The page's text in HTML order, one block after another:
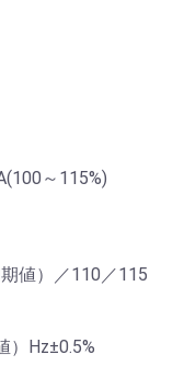
～115%)
値）／110／115
）Hz±0.5%